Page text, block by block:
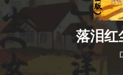
落泪红